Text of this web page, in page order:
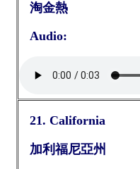
淘金熱
Audio:
21. California
加利福尼亞州